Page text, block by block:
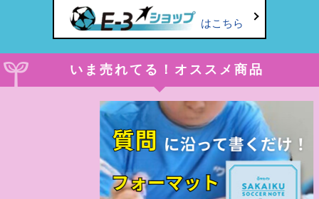
はこちら
いま売れてる！オススメ商品